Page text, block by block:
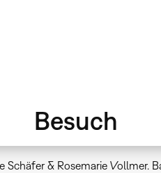
Besuch
Schäfer & Rosemarie Vollmer.